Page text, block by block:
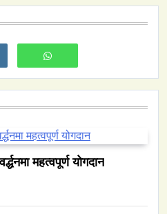
महत्वपूर्ण योगदान
समाज
चर्चको सम्बन्ध उजागर
23, 2026
महत्वपूर्ण योगदान